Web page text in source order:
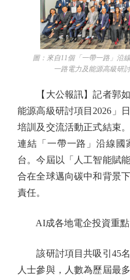
圖：來自11個「一帶一路」沿線
一路電力及能源高級研
【大公報訊】記者郭如
能源高級研討項目2026」
培訓及交流活動正式結束
連結「一帶一路」沿線國
台。今屆以「人工智能賦
合在全球邁向碳中和背景
責任。
AI成各地電企投資重點
該研討項目共吸引45名
人士參與，人數為歷屆最